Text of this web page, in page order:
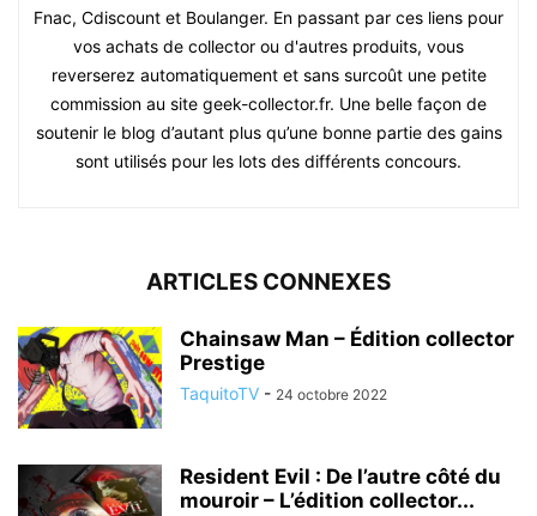
Fnac, Cdiscount et Boulanger. En passant par ces liens pour
vos achats de collector ou d'autres produits, vous
reverserez automatiquement et sans surcoût une petite
commission au site geek-collector.fr. Une belle façon de
soutenir le blog d’autant plus qu’une bonne partie des gains
sont utilisés pour les lots des différents concours.
ARTICLES CONNEXES
Chainsaw Man – Édition collector
Prestige
TaquitoTV - 24 octobre 2022
Resident Evil : De l’autre côté du
mouroir – L’édition collector...